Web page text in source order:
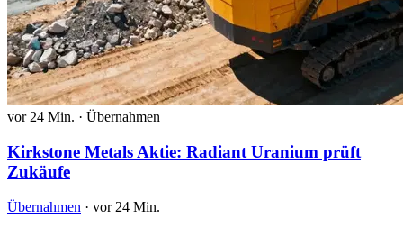
vor 24 Min. · Übernahmen
Kirkstone Metals Aktie: Radiant Uranium prüft
Zukäufe
Übernahmen · vor 24 Min.